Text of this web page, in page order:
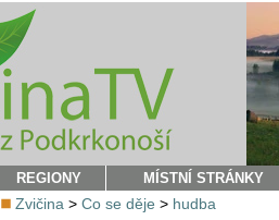
REGIONY MÍSTNÍ STRÁNKY
Zvičina > Co se děje > hudba